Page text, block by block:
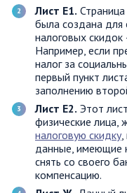
Лист Е1.
была создана для
налоговых скидок
Например, если
налог за
первый пункт
заполнению
Лист Е2. Этот
физические лица,
налоговую скидку,
данные, имеющие
снять со своего
компенсацию.